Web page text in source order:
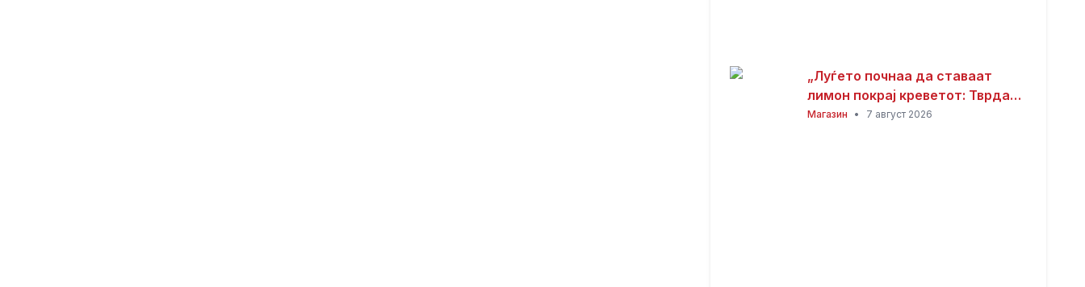
„Луѓето почнаа да ставаат
лимон покрај креветот: Тврдат
дека решава еден голем
Магазин • 7 август 2026